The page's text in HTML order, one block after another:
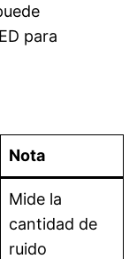
para
Nota
Mide la
cantidad de
ruido